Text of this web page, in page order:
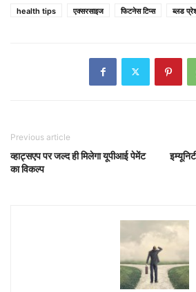
health tips
एक्सरसाइज फिटनेस टिप्स ब्लड
Previous article
व्हाट्सएप पर जल्द ही मिलेगा यूपीआई पेमेंट
का विकल्प